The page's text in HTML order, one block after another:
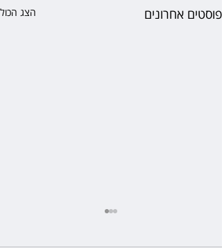
פוסטים אחרונים הצג הכול